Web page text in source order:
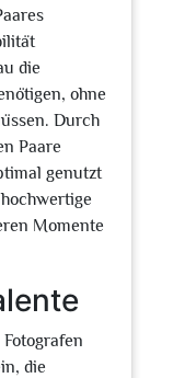
die
ohne
Durch
Paare
genutzt
Momente
die